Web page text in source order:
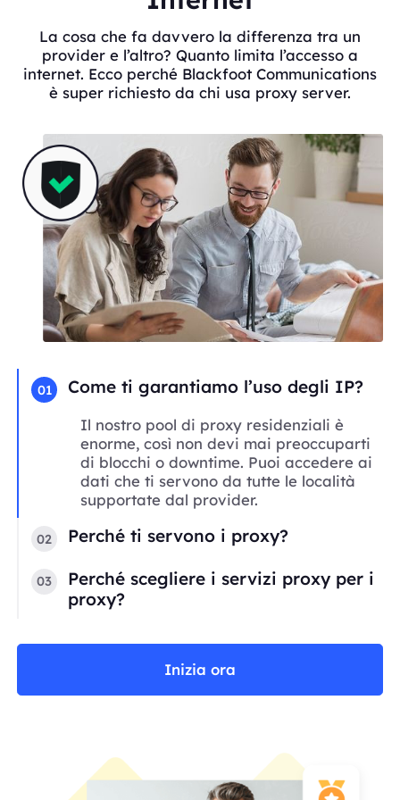
La cosa che fa davvero la differenza tra un
provider e l’altro? Quanto limita l’accesso a
internet. Ecco perché Blackfoot Communications
è super richiesto da chi usa proxy server.
01 Come ti garantiamo l’uso degli IP?
Il nostro pool di proxy residenziali è
enorme, così non devi mai preoccuparti
di blocchi o downtime. Puoi accedere ai
dati che ti servono da tutte le località
supportate dal provider.
02 Perché ti servono i proxy?
03
Perché scegliere i servizi proxy per i
proxy?
Inizia ora